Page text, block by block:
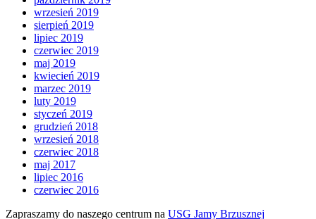
wrzesień 2019
sierpień 2019
lipiec 2019
czerwiec 2019
maj 2019
kwiecień 2019
marzec 2019
luty 2019
styczeń 2019
grudzień 2018
wrzesień 2018
czerwiec 2018
maj 2017
lipiec 2016
czerwiec 2016
Zapraszamy do naszego centrum na USG Jamy Brzusznej